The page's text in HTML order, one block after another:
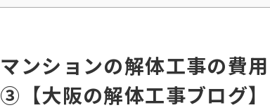
マンションの解体工事の費
③【大阪の解体工事ブログ】